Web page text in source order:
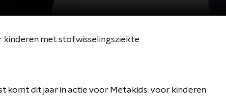
met stofwisselingsziekte
komt dit jaar in actie voor Metakids: voor kinderen